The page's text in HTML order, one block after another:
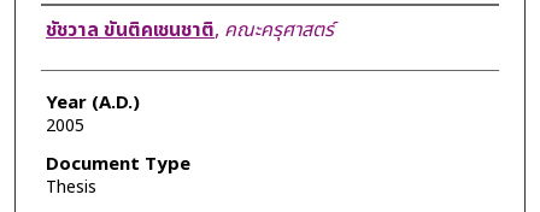
Author
ชัชวาล ขันติคเชนชาติ, คณะครุศาสตร์
Year (A.D.)
2005
Document Type
Thesis